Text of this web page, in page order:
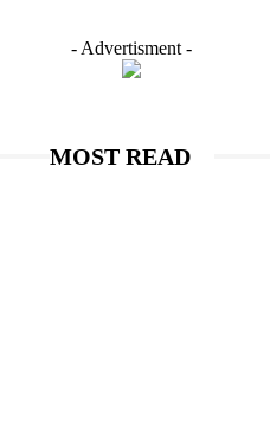
- Advertisment -
MOST READ